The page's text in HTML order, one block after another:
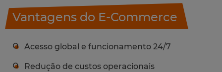
Vantagens do E-Commerce
Acesso global e funcionamento 24/7
Redução de custos operacionais